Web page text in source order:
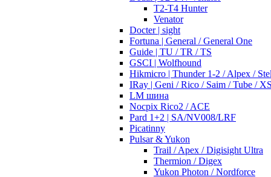
T2-T4 Hunter
Venator
Docter | sight
Fortuna | General / General One
Guide | TU / TR / TS
GSCI | Wolfhound
Hikmicro | Thunder 1-2 / Alpex /
IRay | Geni / Rico / Saim / Tube /
LM шина
Nocpix Rico2 / ACE
Pard 1+2 | SA/NV008/LRF
Picatinny
Pulsar & Yukon
Trail / Apex / Digisight Ultra
Thermion / Digex
Yukon Photon / Nordforce